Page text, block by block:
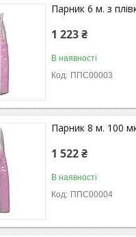
Парник 6 м. з
1 223 ₴
В наявності
ППС00003
Парник 8 м. 100
1 522 ₴
В наявності
ППС00004